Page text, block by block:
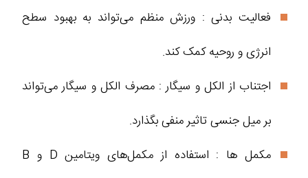
فعالیت بدنی : ورزش منظم می‌تواند به بهبود سطح
انرژی و روحیه کمک کند.
اجتناب از الکل و سیگار : مصرف الکل و سیگار می‌تواند
بر میل جنسی تاثیر منفی بگذارد.
مکمل‌ ها : استفاده از مکمل‌های ویتامین D و B